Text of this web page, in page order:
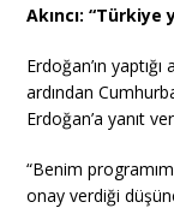
Akıncı:
Erdoğan’ın
ardından
Erdoğan’a yanıt
“Benim
onay verdiği